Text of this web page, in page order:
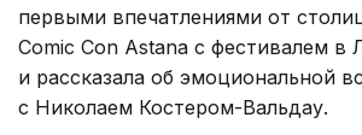
первыми впечатлениями от
Comic Con Astana с фестивалем в
и рассказала об эмоциональной
с Николаем Костером-Вальдау.